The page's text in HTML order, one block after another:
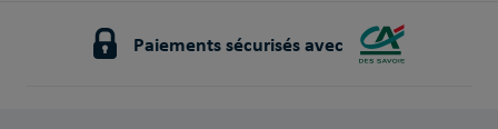
Paiements sécurisés avec